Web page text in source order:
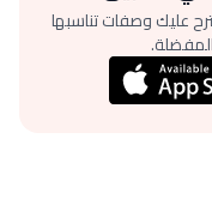
عليك وصفات تناسبها